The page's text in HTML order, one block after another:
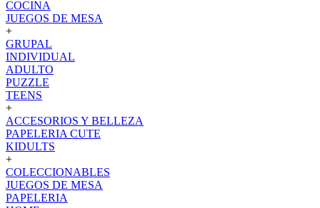
COCINA
JUEGOS DE MESA
+
GRUPAL
INDIVIDUAL
ADULTO
PUZZLE
TEENS
+
ACCESORIOS Y BELLEZA
PAPELERIA CUTE
KIDULTS
+
COLECCIONABLES
JUEGOS DE MESA
PAPELERIA